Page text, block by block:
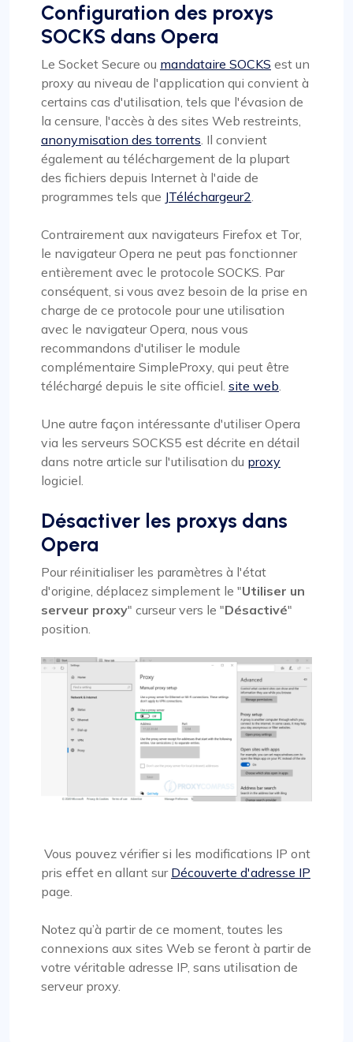
Configuration des proxys
SOCKS dans Opera
Le Socket Secure ou mandataire SOCKS est un
proxy au niveau de l'application qui convient à
certains cas d'utilisation, tels que l'évasion de
la censure, l'accès à des sites Web restreints,
anonymisation des torrents. Il convient
également au téléchargement de la plupart
des fichiers depuis Internet à l'aide de
programmes tels que JTéléchargeur2.
Contrairement aux navigateurs Firefox et Tor,
le navigateur Opera ne peut pas fonctionner
entièrement avec le protocole SOCKS. Par
conséquent, si vous avez besoin de la prise en
charge de ce protocole pour une utilisation
avec le navigateur Opera, nous vous
recommandons d'utiliser le module
complémentaire SimpleProxy, qui peut être
téléchargé depuis le site officiel. site web.
Une autre façon intéressante d'utiliser Opera
via les serveurs SOCKS5 est décrite en détail
dans notre article sur l'utilisation du proxy
logiciel.
Désactiver les proxys dans
Opera
Pour réinitialiser les paramètres à l'état
d'origine, déplacez simplement le "Utiliser un
serveur proxy" curseur vers le "Désactivé"
position.
Vous pouvez vérifier si les modifications IP ont
pris effet en allant sur Découverte d'adresse IP
page.
Notez qu’à partir de ce moment, toutes les
connexions aux sites Web se feront à partir de
votre véritable adresse IP, sans utilisation de
serveur proxy.